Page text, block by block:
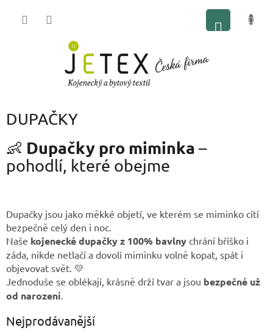
DUPAČKY
👶 Dupačky pro miminka –
pohodlí, které obejme
Dupačky jsou jako měkké objetí, ve kterém se miminko cítí
bezpečně celý den i noc.
Naše kojenecké dupačky z 100% bavlny chrání bříško i
záda, nikde netlačí a dovolí miminku volně kopat, spát i
objevovat svět. 💛
Jednoduše se oblékají, krásně drží tvar a jsou bezpečné už
od narození.
Nejprodávanější